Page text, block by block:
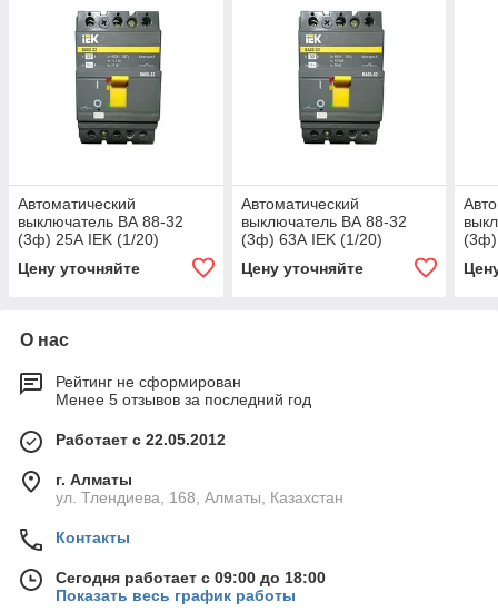
Автоматический
выключатель ВА 88-32
(3ф) 25А IEK (1/20)
Цену уточняйте
Автоматический
выключатель ВА 88-32
(3ф) 63А IEK (1/20)
Цену уточняйте
(3ф)
О нас
Рейтинг не сформирован
Менее 5 отзывов за последний год
Работает с 22.05.2012
г. Алматы
ул. Тлендиева, 168, Алматы, Казахстан
Контакты
Сегодня работает с 09:00 до 18:00
Показать весь график работы